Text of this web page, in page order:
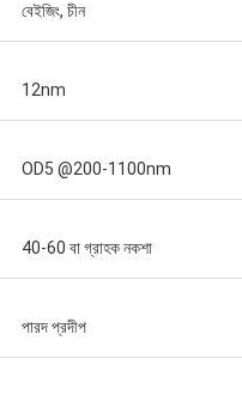
বেইজিং, চীন
12nm
OD5 @200-1100nm
40-60 বা গ্রাহক নকশা
পারদ প্রদীপ